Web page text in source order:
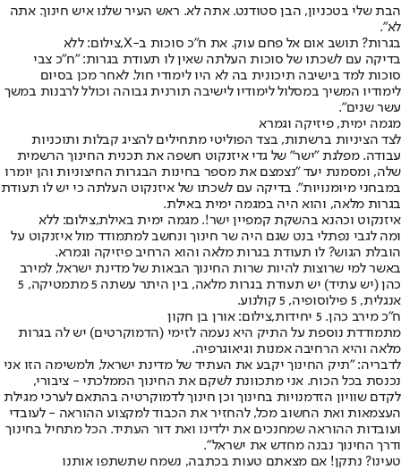
הבת שלי בטכניון, הבן סטודנט. אתה לא. ראש העיר שלנו איש חינוך. אתה
לא".
בגרות? תושב אום אל פחם עוק. את ח"כ סוכות ב-X,צילום: ללא
בדיקה עם לשכתו של סוכות העלתה שאין לו תעודת בגרות: "ח"כ צבי
סוכות למד בישיבה תיכונית בה לא היו לימודי חול. לאחר מכן בסיום
לימודיו המשיך במסלול לימודיו לישיבה תורנית גבוהה וכולל לרבנות במשך
עשר שנים".
מגמה ימית, פיזיקה וגמרא
לצד הציניות ברשתות, בצד הפוליטי מתחילים להציג קבלות ותוכניות
עבודה. מפלגת "ישר" של גדי איזנקוט חשפה את תכנית החינוך הרשמית
שלה, ומסמנת יעד "נצמצם את מספר בחינות הבגרות החיצוניות והן יומרו
במבחני מיומנויות". בדיקה עם לשכתו של איזנקוט העלתה כי יש לו תעודת
בגרות מלאה, והוא היה במגמה ימית באילת.
איזנקוט וכהנא בהשקת קמפיין ישר!. מגמה ימית באילת,צילום: ללא
ומה לגבי נפתלי בנט שגם היה שר חינוך ונחשב למתמודד מול איזנקוט על
הובלת הגוש? לו תעודת בגרות מלאה והוא הרחיב פיזיקה וגמרא.
באשר למי שרוצות להיות שרות החינוך הבאות של מדינת ישראל, למירב
כהן (יש עתיד) יש תעודת בגרות מלאה, בין היתר עשתה 5 מתמטיקה, 5
אנגלית, 5 פילוסופיה, 5 קולנוע.
ח"כ מירב כהן. 5 יחידות,צילום: אורן בן חקון
מתמודדת נוספת על התיק היא נעמה לזימי (הדמוקרטים) יש לה בגרות
מלאה והיא הרחיבה אמנות וגיאוגרפיה.
לדבריה: "תיק החינוך יקבע את העתיד של מדינת ישראל, ולמשימה הזו אני
נכנסת בכל הכוח. אני מתכוונת לשקם את החינוך הממלכתי - ציבורי,
לקדם שוויון הזדמנויות בחינוך וכן חינוך לדמוקרטיה בהתאם לערכי מגילת
העצמאות ואת החשוב מכל, להחזיר את הכבוד למקצוע ההוראה - לעובדי
ועובדות ההוראה שמחנכים את ילדינו ואת דור העתיד. הכל מתחיל בחינוך
ודרך החינוך נבנה מחדש את ישראל".
טעינו? נתקן! אם מצאתם טעות בכתבה, נשמח שתשתפו אותנו